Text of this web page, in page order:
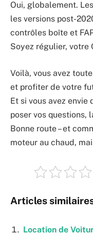
Oui, globalement.
les versions post-
contrôles boîte et
Soyez régulier, votre
Voilà, vous avez
et profiter de votre
Et si vous avez envie
poser vos questions,
Bonne route – et
moteur au chaud,
Articles
Location de